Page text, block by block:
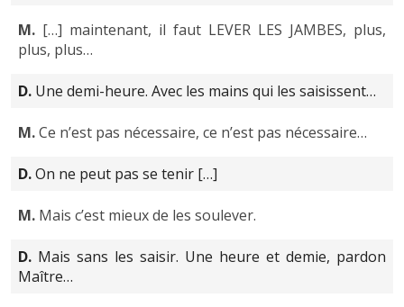
M. […] maintenant, il faut LEVER LES JAMBES, plus,
plus, plus…
D. Une demi-heure. Avec les mains qui les saisissent…
M.Ce n’est pas nécessaire, ce n’est pas nécessaire…
D.On ne peut pas se tenir […]
M. Mais c’est mieux de les soulever.
D. Mais sans les saisir. Une heure et demie, pardon
Maître…